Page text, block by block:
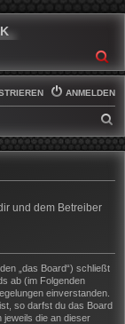
ANMELDEN
U
H
und dem Betreiber
„das Board“) schließt
ab (im Folgenden
einverstanden.
so darfst du das Board
die an dieser